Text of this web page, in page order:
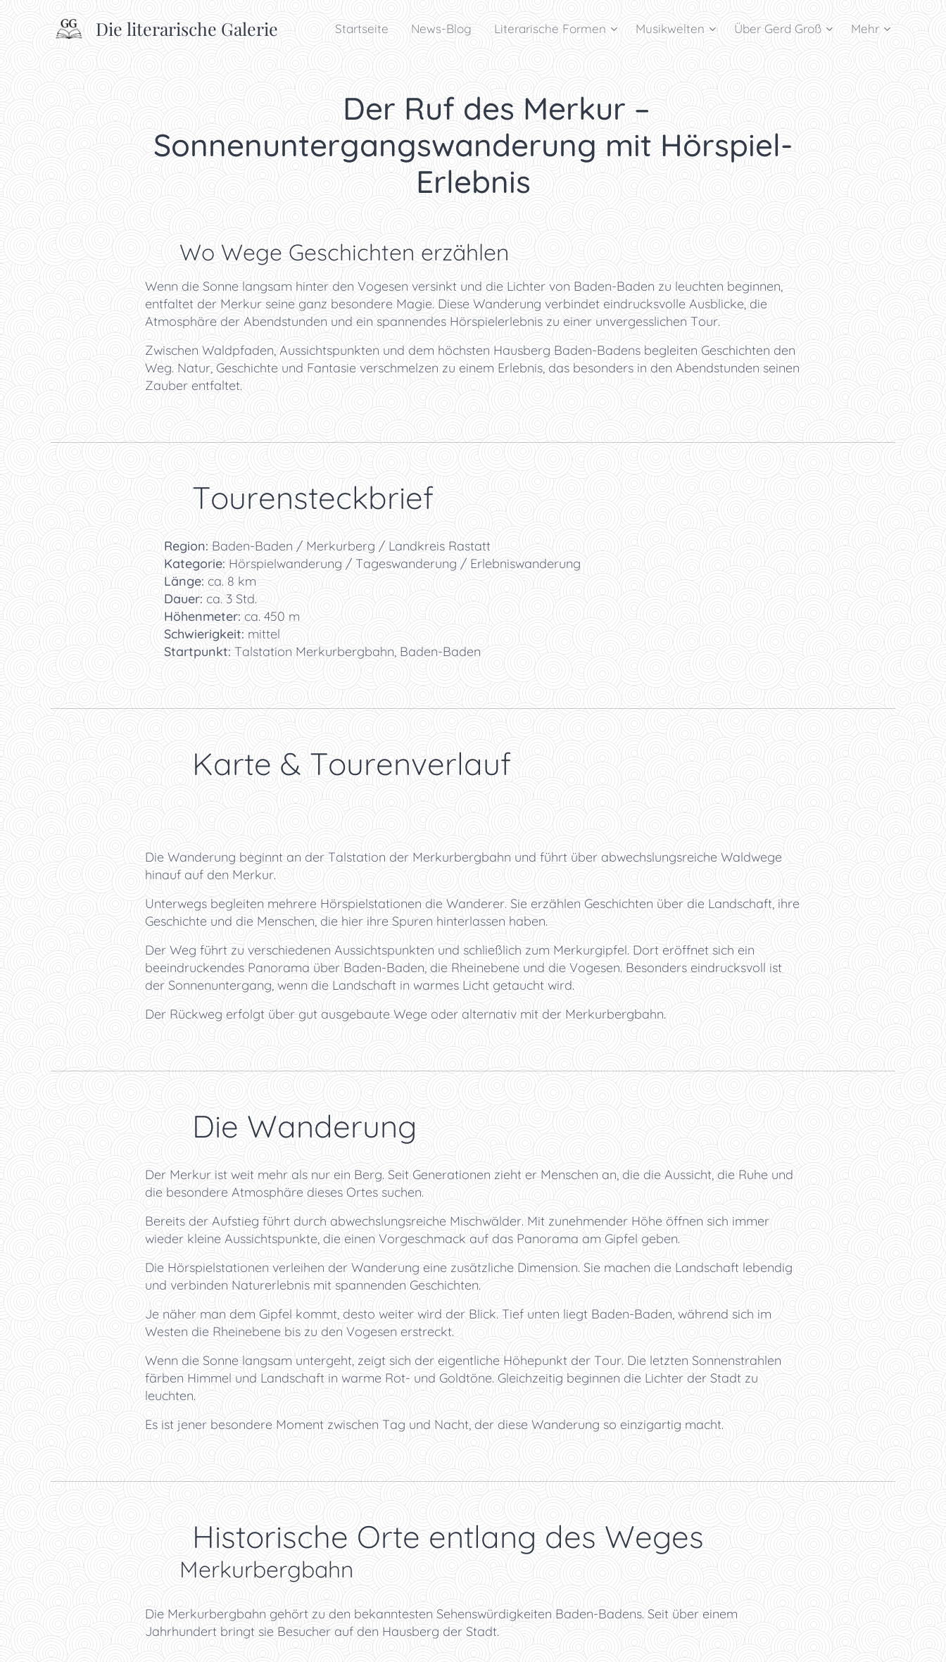
Die literarische Galerie Startseite News-Blog Literarische Formen Musikwelten Über Gerd Groß Mehr
Der Ruf des Merkur –
Sonnenuntergangswanderung mit Hörspiel-
Erlebnis
✨ Wo Wege Geschichten erzählen
Wenn die Sonne langsam hinter den Vogesen versinkt und die Lichter von Baden-Baden zu leuchten beginnen,
entfaltet der Merkur seine ganz besondere Magie. Diese Wanderung verbindet eindrucksvolle Ausblicke, die
Atmosphäre der Abendstunden und ein spannendes Hörspielerlebnis zu einer unvergesslichen Tour.
Zwischen Waldpfaden, Aussichtspunkten und dem höchsten Hausberg Baden-Badens begleiten Geschichten den
Weg. Natur, Geschichte und Fantasie verschmelzen zu einem Erlebnis, das besonders in den Abendstunden seinen
Zauber entfaltet.
📋 Tourensteckbrief
Region: Baden-Baden / Merkurberg / Landkreis Rastatt
Kategorie: Hörspielwanderung / Tageswanderung / Erlebniswanderung
Länge: ca. 8 km
Dauer: ca. 3 Std.
Höhenmeter: ca. 450 m
Schwierigkeit: mittel
Startpunkt: Talstation Merkurbergbahn, Baden-Baden
🗺️ Karte & Tourenverlauf
Die Wanderung beginnt an der Talstation der Merkurbergbahn und führt über abwechslungsreiche Waldwege
hinauf auf den Merkur.
Unterwegs begleiten mehrere Hörspielstationen die Wanderer. Sie erzählen Geschichten über die Landschaft, ihre
Geschichte und die Menschen, die hier ihre Spuren hinterlassen haben.
Der Weg führt zu verschiedenen Aussichtspunkten und schließlich zum Merkurgipfel. Dort eröffnet sich ein
beeindruckendes Panorama über Baden-Baden, die Rheinebene und die Vogesen. Besonders eindrucksvoll ist
der Sonnenuntergang, wenn die Landschaft in warmes Licht getaucht wird.
Der Rückweg erfolgt über gut ausgebaute Wege oder alternativ mit der Merkurbergbahn.
🌲 Die Wanderung
Der Merkur ist weit mehr als nur ein Berg. Seit Generationen zieht er Menschen an, die die Aussicht, die Ruhe und
die besondere Atmosphäre dieses Ortes suchen.
Bereits der Aufstieg führt durch abwechslungsreiche Mischwälder. Mit zunehmender Höhe öffnen sich immer
wieder kleine Aussichtspunkte, die einen Vorgeschmack auf das Panorama am Gipfel geben.
Die Hörspielstationen verleihen der Wanderung eine zusätzliche Dimension. Sie machen die Landschaft lebendig
und verbinden Naturerlebnis mit spannenden Geschichten.
Je näher man dem Gipfel kommt, desto weiter wird der Blick. Tief unten liegt Baden-Baden, während sich im
Westen die Rheinebene bis zu den Vogesen erstreckt.
Wenn die Sonne langsam untergeht, zeigt sich der eigentliche Höhepunkt der Tour. Die letzten Sonnenstrahlen
färben Himmel und Landschaft in warme Rot- und Goldtöne. Gleichzeitig beginnen die Lichter der Stadt zu
leuchten.
Es ist jener besondere Moment zwischen Tag und Nacht, der diese Wanderung so einzigartig macht.
🏰 Historische Orte entlang des Weges
🚠 Merkurbergbahn
Die Merkurbergbahn gehört zu den bekanntesten Sehenswürdigkeiten Baden-Badens. Seit über einem
Jahrhundert bringt sie Besucher auf den Hausberg der Stadt.